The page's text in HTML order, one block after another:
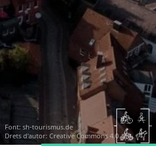
Font: sh-tourismus.de
Drets d'autor: Creative Commons 4.0